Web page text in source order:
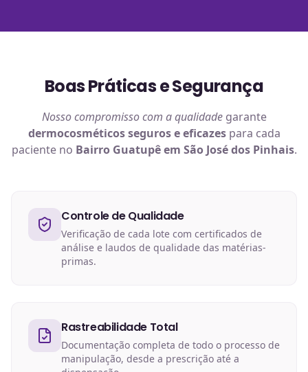
Boas Práticas e Segurança
Nosso compromisso com a qualidadegarante
dermocosméticosseguros e eficazespara cada
paciente no Bairro Guatupê em São José dos Pinhais.
Controle de Qualidade
Verificação de cada lote com certificados de
análise e laudos de qualidade das matérias-
primas.
Rastreabilidade Total
Documentação completa de todo o processo de
manipulação, desde a prescrição até a